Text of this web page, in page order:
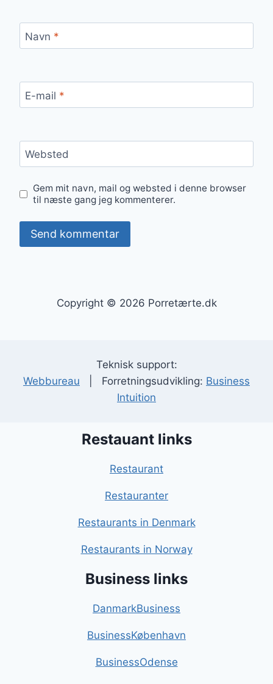
Navn *
E-mail *
Websted
Gem mit navn, mail og websted i denne browser
til næste gang jeg kommenterer.
Copyright © 2026 Porretærte.dk
Teknisk support:
Webbureau | Forretningsudvikling: Business
Intuition
Restauant links
Restaurant
Restauranter
Restaurants in Denmark
Restaurants in Norway
Business links
DanmarkBusiness
BusinessKøbenhavn
BusinessOdense